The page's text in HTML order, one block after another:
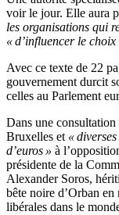
voir le jour. Elle aura
les organisations qui
« d’influencer le choix
Avec ce texte de 22
gouvernement durcit
celles au Parlement
Dans une consultation
Bruxelles et «
d’euros » à
présidente de la
Alexander Soros,
bête noire d’Orban
libérales dans le